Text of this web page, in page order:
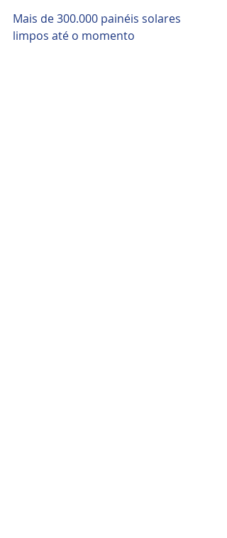
Mais de 300.000 painéis solares
limpos até o momento